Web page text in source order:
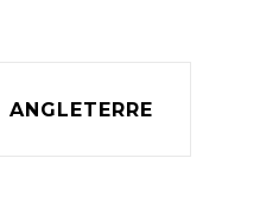
ANGLETERRE